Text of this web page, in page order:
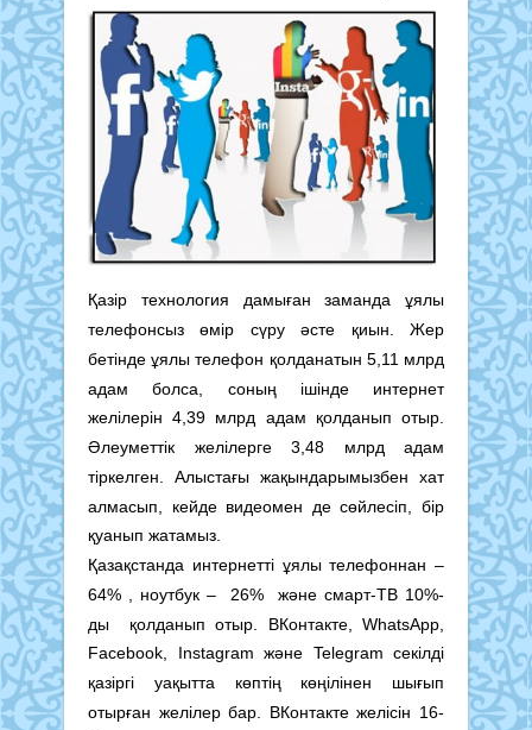
Қазір технология дамыған заманда ұялы
телефонсыз өмір сүру әсте қиын. Жер
бетінде ұялы телефон қолданатын 5,11 млрд
адам болса, соның ішінде интернет
желілерін 4,39 млрд адам қолданып отыр.
Әлеуметтік желілерге 3,48 млрд адам
тіркелген. Алыстағы жақындарымызбен хат
алмасып, кейде видеомен де сөйлесіп, бір
қуанып жатамыз.
Қазақстанда интернетті ұялы телефоннан –
64% , ноутбук – 26% және смарт-ТВ 10%-
ды қолданып отыр. ВКонтакте, WhatsApp,
Facebook, Instagram және Telegram секілді
қазіргі уақытта көптің көңілінен шығып
отырған желілер бар. ВКонтакте желісін 16-